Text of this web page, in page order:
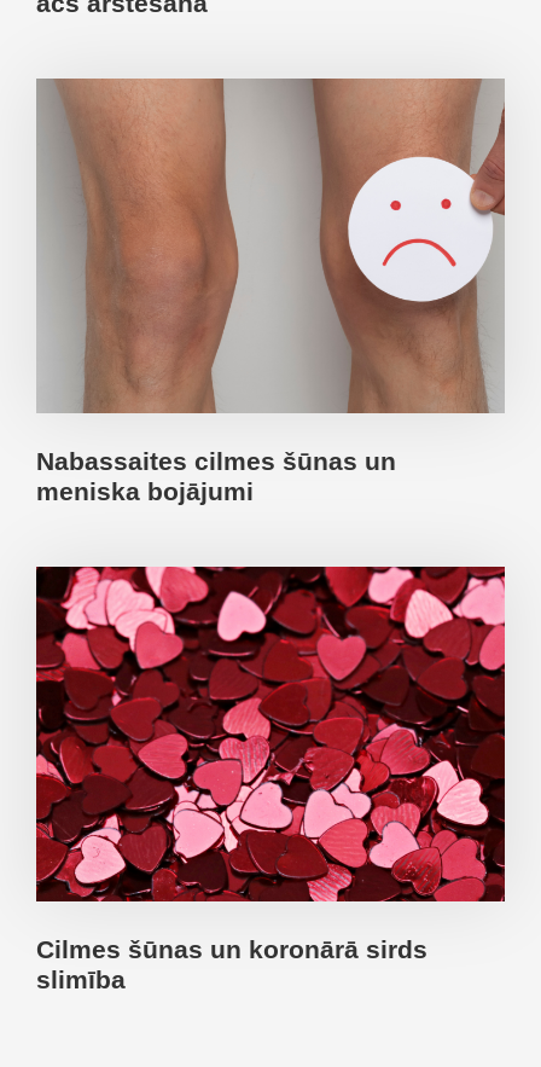
Nabassaites cilmes šūnas un
meniska bojājumi
Cilmes šūnas un koronārā sirds
slimība